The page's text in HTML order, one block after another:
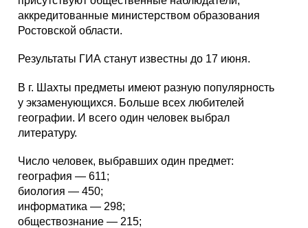
аккредитованные министерством образования
Ростовской области.
Результаты ГИА станут известны до 17 июня.
В г. Шахты предметы имеют разную популярность
у экзаменующихся. Больше всех любителей
географии. И всего один человек выбрал
литературу.
Число человек, выбравших один предмет:
география — 611;
биология — 450;
информатика — 298;
обществознание — 215;